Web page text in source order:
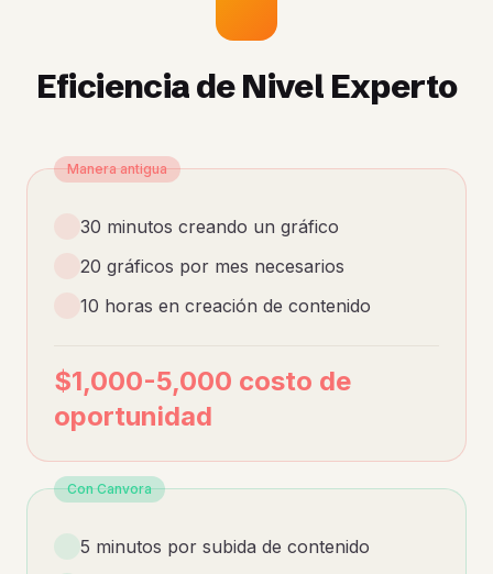
Eficiencia de Nivel Experto
Manera antigua
30 minutos creando un gráfico
20 gráficos por mes necesarios
10 horas en creación de contenido
$1,000-5,000 costo de
oportunidad
Con Canvora
5 minutos por subida de contenido